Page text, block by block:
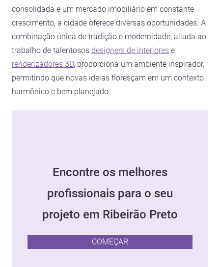
consolidada e um mercado imobiliário em constante
crescimento, a cidade oferece diversas oportunidades. A
combinação única de tradição e modernidade, aliada ao
trabalho de talentosos designers de interiores e
renderizadores 3D, proporciona um ambiente inspirador,
permitindo que novas ideias floresçam em um contexto
harmônico e bem planejado.
Encontre os melhores
profissionais para o seu
projeto em Ribeirão Preto
COMEÇAR